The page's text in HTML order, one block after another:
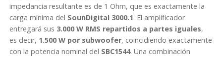
impedancia resultante es de 1 Ohm, que es exactamente la
carga mínima del SounDigital 3000.1. El amplificador
entregará sus 3.000 W RMS repartidos a partes iguales,
es decir, 1.500 W por subwoofer, coincidiendo exactamente
con la potencia nominal del SBC1544. Una combinación